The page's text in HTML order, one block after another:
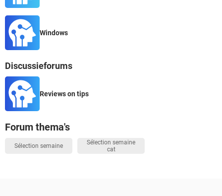
Windows
Discussieforums
Reviews on tips
Forum thema's
Sélection semaine
Sélection semaine
cat